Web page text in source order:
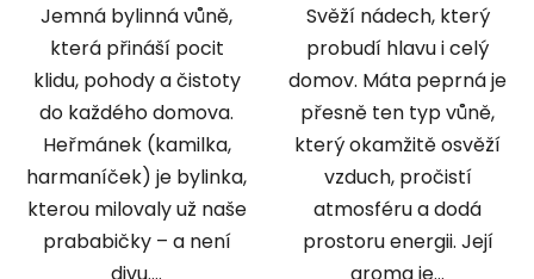
Jemná bylinná vůně,
která přináší pocit
klidu, pohody a čistoty
do každého domova.
Heřmánek (kamilka,
harmaníček) je bylinka,
kterou milovaly už naše
prababičky – a není
divu....
Svěží nádech, který
probudí hlavu i celý
domov. Máta peprná je
přesně ten typ vůně,
který okamžitě osvěží
vzduch, pročistí
atmosféru a dodá
prostoru energii. Její
aroma je...